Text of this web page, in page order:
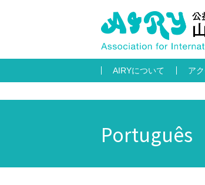
AIRYについて ア
Português